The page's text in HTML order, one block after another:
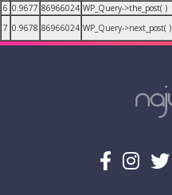
6 0.9677 86966024 WP_Query->the_post( )
7 0.9678 86966024 WP_Query->next_post( )